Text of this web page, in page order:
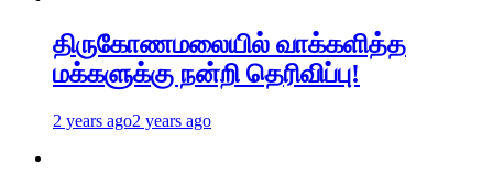
திருகோணமலையில் வாக்களித்த
மக்களுக்கு நன்றி தெரிவிப்பு!
2 years ago2 years ago